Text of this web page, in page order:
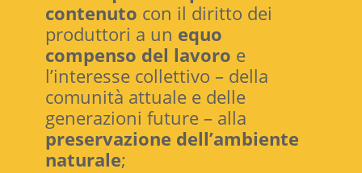
contenuto con il diritto dei
produttori a un equo
compenso del lavoro e
l’interesse collettivo – della
comunità attuale e delle
generazioni future – alla
preservazione dell’ambiente
naturale;